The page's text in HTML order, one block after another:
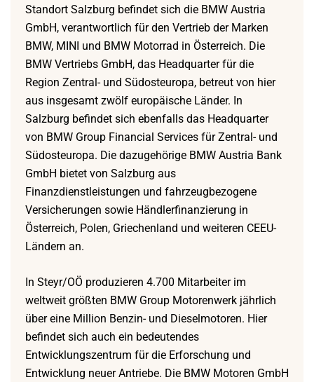
Standort Salzburg befindet sich die BMW Austria
GmbH, verantwortlich für den Vertrieb der Marken
BMW, MINI und BMW Motorrad in Österreich. Die
BMW Vertriebs GmbH, das Headquarter für die
Region Zentral- und Südosteuropa, betreut von hier
aus insgesamt zwölf europäische Länder. In
Salzburg befindet sich ebenfalls das Headquarter
von BMW Group Financial Services für Zentral- und
Südosteuropa. Die dazugehörige BMW Austria Bank
GmbH bietet von Salzburg aus
Finanzdienstleistungen und fahrzeugbezogene
Versicherungen sowie Händlerfinanzierung in
Österreich, Polen, Griechenland und weiteren CEEU-
Ländern an.
In Steyr/OÖ produzieren 4.700 Mitarbeiter im
weltweit größten BMW Group Motorenwerk jährlich
über eine Million Benzin- und Dieselmotoren. Hier
befindet sich auch ein bedeutendes
Entwicklungszentrum für die Erforschung und
Entwicklung neuer Antriebe. Die BMW Motoren GmbH